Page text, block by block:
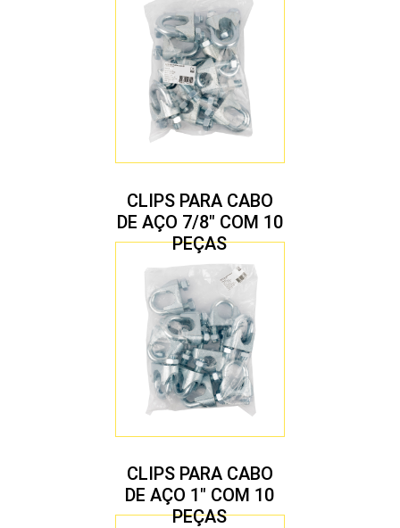
CLIPS PARA CABO
DE AÇO 7/8″ COM 10
PEÇAS
CLIPS PARA CABO
DE AÇO 1″ COM 10
PEÇAS